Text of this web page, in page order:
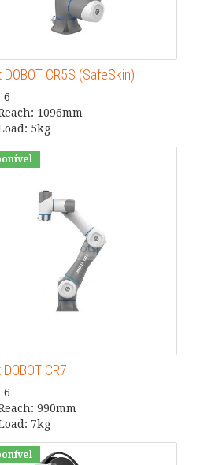
CR5S (SafeSkin)
6
1096mm
5kg
CR7
6
990mm
7kg